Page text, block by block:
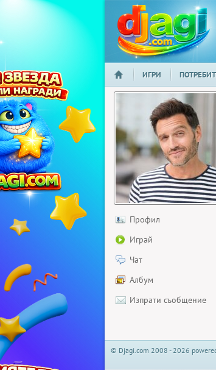
djagi.com
НАЧАЛО
ИГРИ
Профил
Играй
Чат
Албум
Изпрати съобщение
© Djagi.com 2008 - 2026